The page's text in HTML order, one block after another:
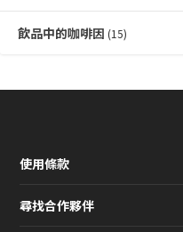
飲品中的咖啡因 (15)
使用條款
尋找合作夥伴